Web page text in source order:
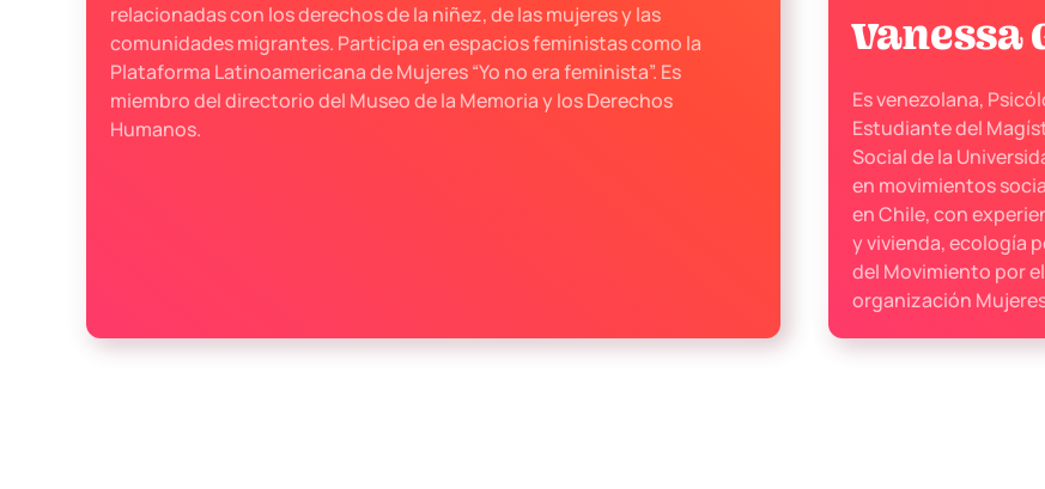
relacionadas con los derechos de la niñez, de las mujeres y las
comunidades migrantes. Participa en espacios feministas como la
Plataforma Latinoamericana de Mujeres “Yo no era feminista”. Es
miembro del directorio del Museo de la Memoria y los Derechos
Humanos.
Vanessa
Es venezolana,
Estudiante del
Social de la
en movimientos
en Chile, con
y vivienda, ecología
del Movimiento por
organización